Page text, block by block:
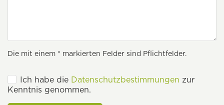
Die mit einem * markierten Felder sind Pflichtfelder.
Ich habe die Datenschutzbestimmungen zur
Kenntnis genommen.